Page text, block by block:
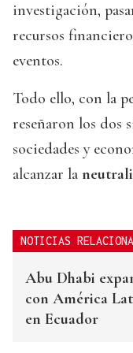
investigación,
recursos
eventos.
Todo ello, con la
reseñaron los dos
sociedades y
alcanzar la
NOTICIAS
Abu Dhabi
con América
en Ecuador